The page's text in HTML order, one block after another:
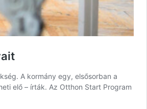
A kormány egy, elsősorban a
elő – írták. Az Otthon Start Program